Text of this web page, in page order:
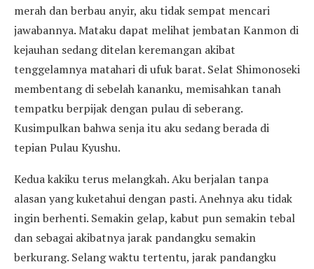
merah dan berbau anyir, aku tidak sempat mencari
jawabannya. Mataku dapat melihat jembatan Kanmon di
kejauhan sedang ditelan keremangan akibat
tenggelamnya matahari di ufuk barat. Selat Shimonoseki
membentang di sebelah kananku, memisahkan tanah
tempatku berpijak dengan pulau di seberang.
Kusimpulkan bahwa senja itu aku sedang berada di
tepian Pulau Kyushu.
Kedua kakiku terus melangkah. Aku berjalan tanpa
alasan yang kuketahui dengan pasti. Anehnya aku tidak
ingin berhenti. Semakin gelap, kabut pun semakin tebal
dan sebagai akibatnya jarak pandangku semakin
berkurang. Selang waktu tertentu, jarak pandangku